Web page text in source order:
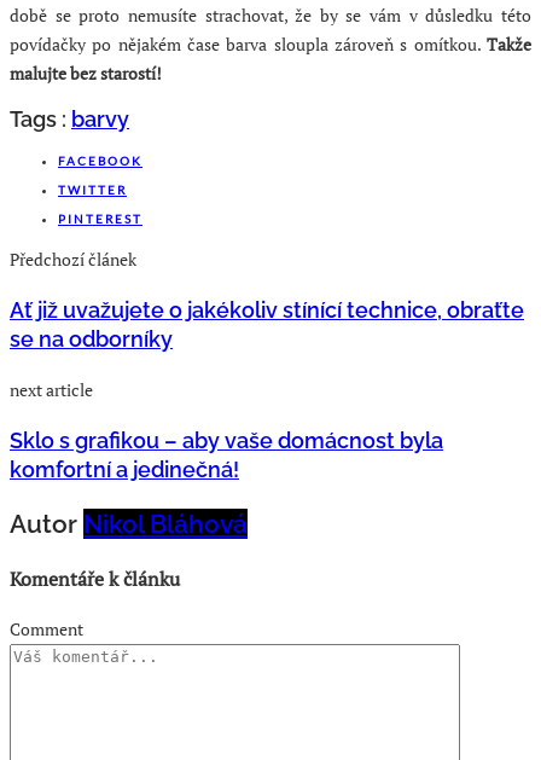
době se proto nemusíte strachovat, že by se vám v důsledku této
povídačky po nějakém čase barva sloupla zároveň s omítkou. Takže
malujte bez starostí!
Tags : barvy
FACEBOOK
TWITTER
PINTEREST
Předchozí článek
Ať již uvažujete o jakékoliv stínící technice, obraťte
se na odborníky
next article
Sklo s grafikou – aby vaše domácnost byla
komfortní a jedinečná!
Autor Nikol Bláhová
Komentáře k článku
Comment